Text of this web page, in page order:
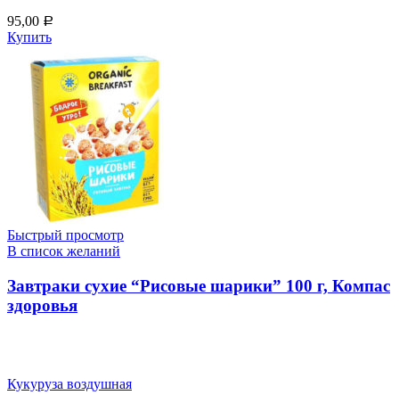
95,00 Р
Купить
Быстрый просмотр
В список желаний
Завтраки сухие “Рисовые шарики” 100 г, Компас
здоровья
Кукуруза воздушная